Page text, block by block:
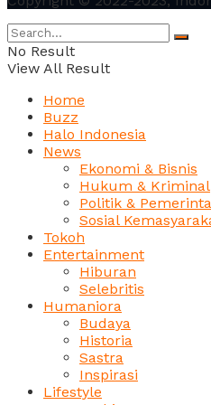
No Result
View All Result
Home
Buzz
Halo Indonesia
News
Ekonomi & Bisnis
Hukum & Kriminal
Politik &
Sosial
Tokoh
Entertainment
Hiburan
Selebritis
Humaniora
Budaya
Historia
Sastra
Inspirasi
Lifestyle